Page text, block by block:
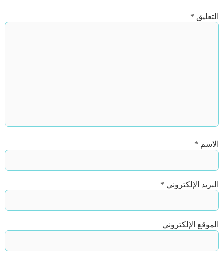
التعليق *
الاسم *
البريد الإلكتروني *
الموقع الإلكتروني